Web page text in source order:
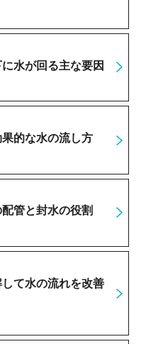
水が回る主な要因
果的な水の流し方
管と封水の役割
て水の流れを改善